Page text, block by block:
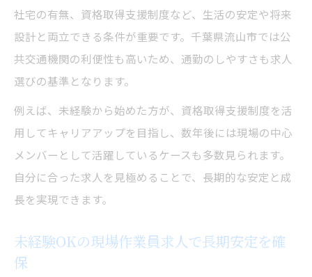
社宅の有無、資格取得支援制度など、生活の安定や将来
設計と両立できる条件が重要です。千葉県流山市では公
共交通機関の利便性も高いため、通勤のしやすさも求人
選びの基準となります。
例えば、未経験から始めた方が、資格取得支援制度を活
用してキャリアアップを目指し、数年後には現場の中心
メンバーとして活躍しているケースも多数見られます。
自分に合った求人を見極めることで、長期的な安定と成
長を実現できます。
未経験OKの現場作業員求人で長期安定を確
保